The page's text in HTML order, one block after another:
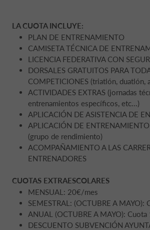
LA CUOTA INCLUYE:
PLAN DE ENTRENAMIENTO
CAMISETA TÉCNICA DE
LICENCIA FEDERATIVA CON
DORSALES GRATUITOS PARA
COMPETICIONES (triatlón, duatlón,
ACTIVIDADES EXTRAS (jornadas
entrenamientos específicos, etc...)
APLICACIÓN DE ASISTENCIA DE
APLICACIÓN DE
(grupo de rendimiento)
ACOMPAÑAMIENTO A LAS
ENTRENADORES
CUOTAS EXTRAESCOLARES
MENSUAL: 20€/mes
SEMESTRAL: (OCTUBRE A MAYO):
ANUAL (OCTUBRE A MAYO): Cuota
DESCUENTO SUBVENCIÓN